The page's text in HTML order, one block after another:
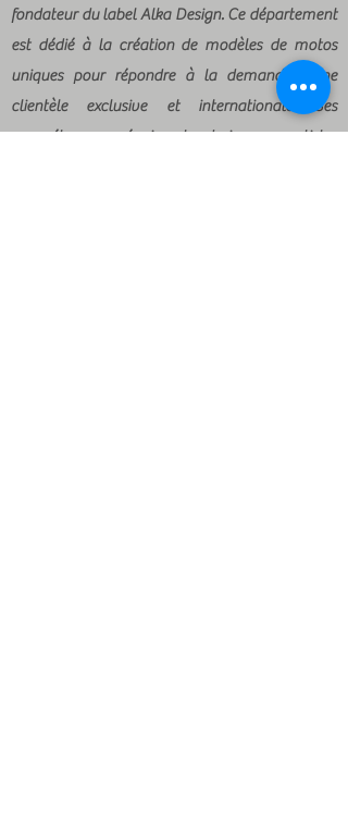
fondateur du label Alka Design. Ce département
est dédié à lacréation de modèles de motos
uniques pour répondre à la demande d’une
clientèle exclusive etinternationale. Ses
compétences réunissent designers, artistes